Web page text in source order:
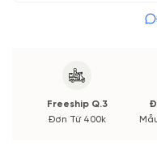
đảm bảo phong cách
báo đến Quý khách hàng
Freeship Q.3
Đơn Từ 400k